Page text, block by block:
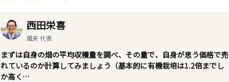
西田栄喜
風来 代表
まずは自身の畑の平均収穫量を調べ、その量で、自身が思う価格で売
れているのか計算してみましょう（基本的に有機栽培は1.2倍までし
か高く…